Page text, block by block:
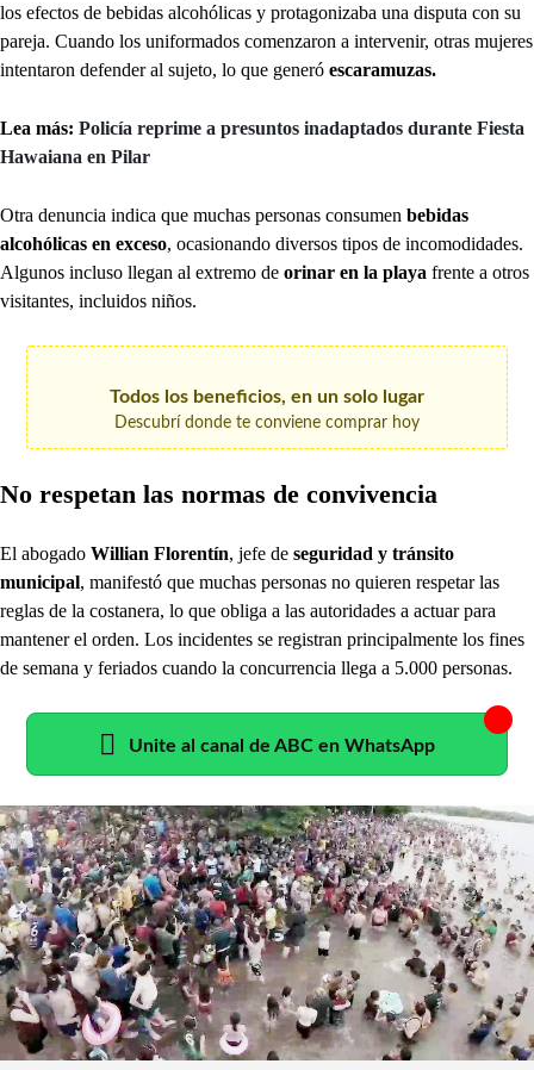
los efectos de bebidas alcohólicas y protagonizaba una disputa con su
pareja. Cuando los uniformados comenzaron a intervenir, otras mujeres
intentaron defender al sujeto, lo que generó escaramuzas.
Lea más: Policía reprime a presuntos inadaptados durante Fiesta
Hawaiana en Pilar
Otra denuncia indica que muchas personas consumen bebidas
alcohólicas en exceso, ocasionando diversos tipos de incomodidades.
Algunos incluso llegan al extremo de orinar en la playa frente a otros
visitantes, incluidos niños.
Todos los beneficios, en un solo lugar
Descubrí donde te conviene comprar hoy
No respetan las normas de convivencia
El abogado Willian Florentín, jefe de seguridad y tránsito
municipal, manifestó que muchas personas no quieren respetar las
reglas de la costanera, lo que obliga a las autoridades a actuar para
mantener el orden. Los incidentes se registran principalmente los fines
de semana y feriados cuando la concurrencia llega a 5.000 personas.
Unite al canal de ABC en WhatsApp